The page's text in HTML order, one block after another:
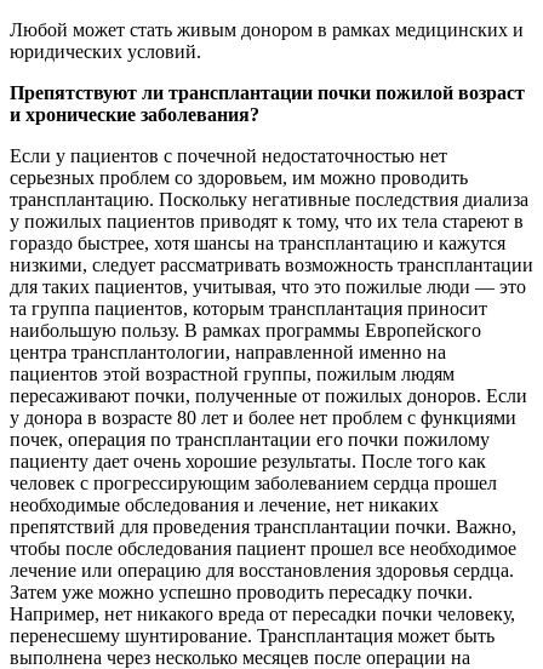
Любой может стать живым донором в рамках медицинских и
юридических условий.
Препятствуют ли трансплантации почки пожилой возраст
и хронические заболевания?
Если у пациентов с почечной недостаточностью нет
серьезных проблем со здоровьем, им можно проводить
трансплантацию. Поскольку негативные последствия диализа
у пожилых пациентов приводят к тому, что их тела стареют в
гораздо быстрее, хотя шансы на трансплантацию и кажутся
низкими, следует рассматривать возможность трансплантации
для таких пациентов, учитывая, что это пожилые люди — это
та группа пациентов, которым трансплантация приносит
наибольшую пользу. В рамках программы Европейского
центра трансплантологии, направленной именно на
пациентов этой возрастной группы, пожилым людям
пересаживают почки, полученные от пожилых доноров. Если
у донора в возрасте 80 лет и более нет проблем с функциями
почек, операция по трансплантации его почки пожилому
пациенту дает очень хорошие результаты. После того как
человек с прогрессирующим заболеванием сердца прошел
необходимые обследования и лечение, нет никаких
препятствий для проведения трансплантации почки. Важно,
чтобы после обследования пациент прошел все необходимое
лечение или операцию для восстановления здоровья сердца.
Затем уже можно успешно проводить пересадку почки.
Например, нет никакого вреда от пересадки почки человеку,
перенесшему шунтирование. Трансплантация может быть
выполнена через несколько месяцев после операции на